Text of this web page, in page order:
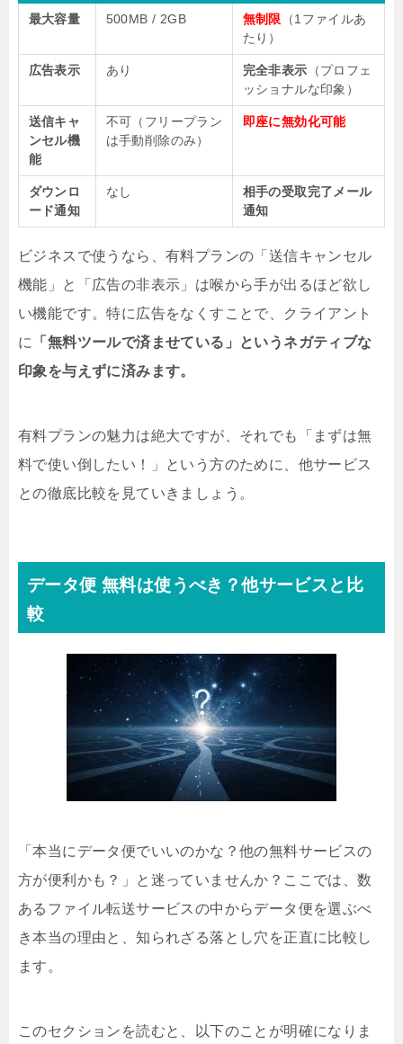
最大容量 500MB / 2GB 無制限
（1ファイルあ
たり）
広告表示 あり 完全非表示 （プロフェ
ッショナルな印象）
送信キャ
ンセル機
能
不可（フリープラン
は手動削除のみ）
即座に無効化可能
ダウンロ
ード通知
なし
相手の受取完了メール
通知
ビジネスで使うなら、有料プランの「送信キャンセル
機能」と「広告の非表示」は喉から手が出るほど欲し
い機能です。特に広告をなくすことで、クライアント
に
「無料ツールで済ませている」というネガティブな
印象を与えずに済みます。
有料プランの魅力は絶大ですが、それでも「まずは無
料で使い倒したい！」という方のために、他サービス
との徹底比較を見ていきましょう。
データ便 無料は使うべき？他サービスと比
較
「本当にデータ便でいいのかな？他の無料サービスの
方が便利かも？」と迷っていませんか？ここでは、数
あるファイル転送サービスの中からデータ便を選ぶべ
き本当の理由と、知られざる落とし穴を正直に比較し
ます。
このセクションを読むと、以下のことが明確になりま